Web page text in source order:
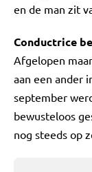
en de man zit
Conductrice
Afgelopen
aan een ander
september
bewusteloos
nog steeds op